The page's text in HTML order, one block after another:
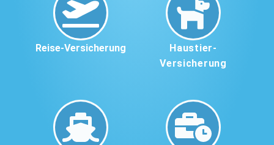
Reise-Versicherung
Haustier-
Versicherung